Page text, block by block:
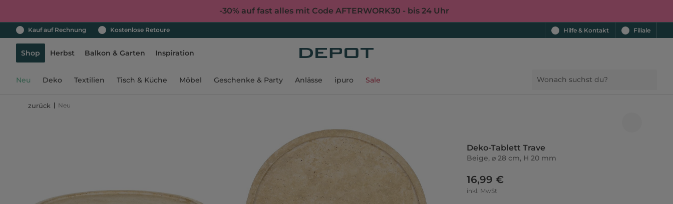
-30% auf fast alles mit Code AFTERWORK30 - bis 24 Uhr
Kauf auf Rechnung Kostenlose Retoure Hilfe & Kontakt Filiale
Shop Herbst Balkon & Garten Inspiration
Neu Deko Textilien Tisch & Küche Möbel Geschenke & Party Anlässe ipuro Sale
zurück Neu
Deko-Tablett Trave
Beige, ⌀ 28 cm, H 20 mm
16,99 €
inkl. MwSt